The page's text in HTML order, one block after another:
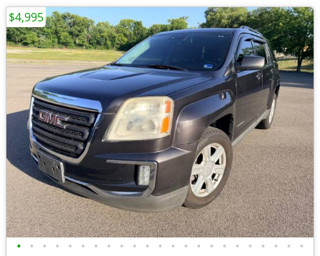
• • • • • • • • • • • • • • • • • • • • • • •
$4,995